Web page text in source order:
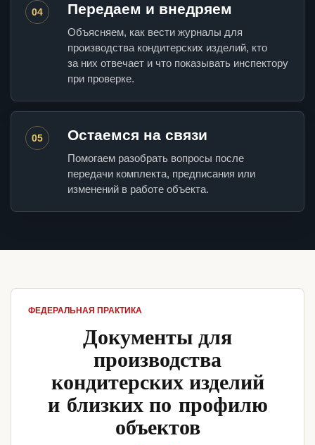
04 Передаем и внедряем
Объясняем, как вести журналы для
производства кондитерских изделий, кто
за них отвечает и что показывать инспектору
при проверке.
05 Остаемся на связи
Помогаем разобрать вопросы после
передачи комплекта, предписания или
изменений в работе объекта.
ФЕДЕРАЛЬНАЯ ПРАКТИКА
Документы для
производства
кондитерских изделий
и близких по профилю
объектов